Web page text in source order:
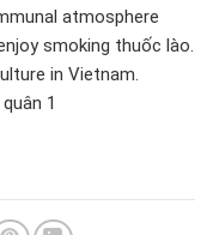
atmosphere
smoking thuốc lào.
in Vietnam.
1